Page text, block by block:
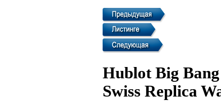
Hublot Big
Swiss Replica